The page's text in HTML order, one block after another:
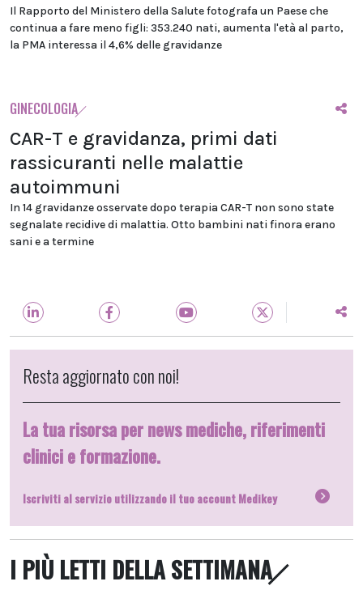
Il Rapporto del Ministero della Salute fotografa un Paese che
continua a fare meno figli: 353.240 nati, aumenta l'età al parto,
la PMA interessa il 4,6% delle gravidanze
GINECOLOGIA
CAR-T e gravidanza, primi dati
rassicuranti nelle malattie
autoimmuni
In 14 gravidanze osservate dopo terapia CAR-T non sono state
segnalate recidive di malattia. Otto bambini nati finora erano
sani e a termine
Resta aggiornato con noi!
La tua risorsa per news mediche, riferimenti
clinici e formazione.
Iscriviti al servizio utilizzando il tuo account Medikey
I PIÙ LETTI DELLA SETTIMANA